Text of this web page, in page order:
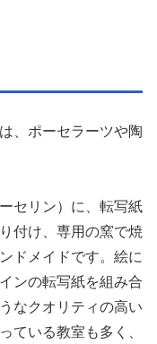
、ポーセラーツや陶
セリン）に、転写紙
付け、専用の窯で焼
ドメイドです。絵に
ンの転写紙を組み合
なクオリティの高い
ている教室も多く、